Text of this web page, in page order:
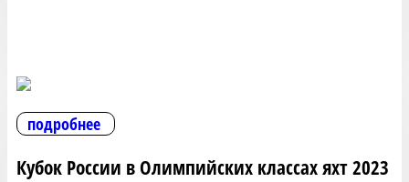
подробнее
Кубок России в Олимпийских классах яхт 2023